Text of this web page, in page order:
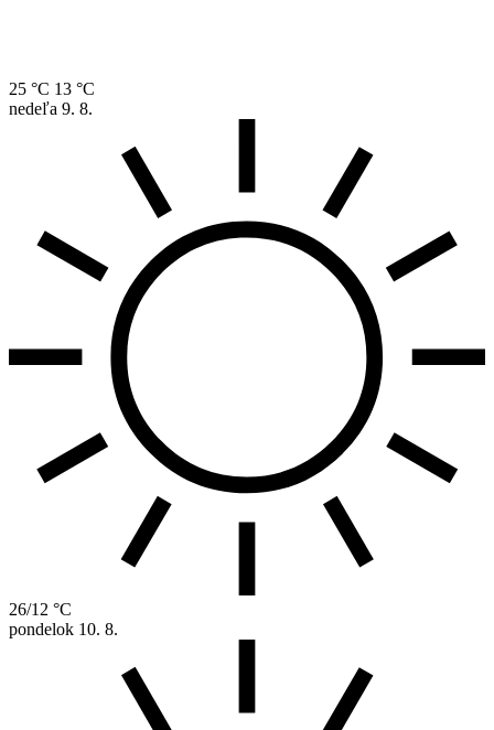
25 °C 13 °C
nedeľa 9. 8.
26/12 °C
pondelok 10. 8.